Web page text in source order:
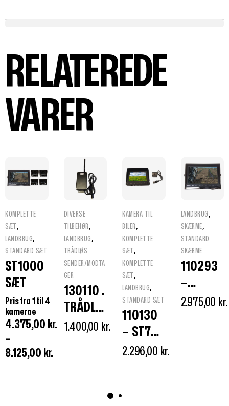
RELATEREDE
VARER
KOMPLETTE
SÆT
,
LANDBRUG,
STANDARD SÆT
ST1000
SÆT
Pris fra 1 til 4
kamerae
4.375,00 kr.
–
8.125,00 kr.
DIVERSE
TILBEHØR ,
LANDBRUG ,
TRÅDLØS
SENDER/MODTA
GER
130110 .
TRÅDLØ
S
1.400,00 kr.
KAMERA TIL
BILER ,
KOMPLETTE
SÆT
,
KOMPLETTE
SÆT
,
LANDBRUG,
STANDARD SÆT
110130
– ST705
SÆT
2.296,00 kr.
LANDBRUG ,
SKÆRME,
STANDARD
SKÆRME
110293
–
ST1000
2.975,00 kr.